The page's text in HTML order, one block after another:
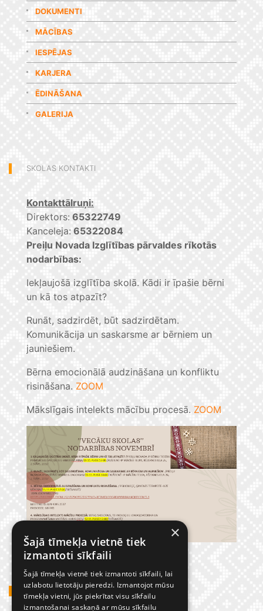
DOKUMENTI
MĀCĪBAS
IESPĒJAS
KARJERA
ĒDINĀŠANA
GALERIJA
SKOLAS KONTAKTI
Kontakttālruņi:
Direktors: 65322749
Kanceleja: 65322084
Preiļu Novada Izglītības pārvaldes rīkotās
nodarbības:
Iekļaujošā izglītība skolā. Kādi ir īpašie bērni
un kā tos atpazīt?
Runāt, sadzirdēt, būt sadzirdētam.
Komunikācija un saskarsme ar bērniem un
jauniešiem.
Bērna emocionālā audzināšana un konfliktu
risināšana. ZOOM
Mākslīgais intelekts mācību procesā. ZOOM
GADĪJUMBILDES
×
Šajā tīmekļa vietnē tiek
izmantoti sīkfaili
Šajā tīmekļa vietnē tiek izmantoti sīkfaili, lai
uzlabotu lietotāju pieredzi. Izmantojot mūsu
tīmekļa vietni, jūs piekrītat visu sīkfailu
izmantošanai saskaņā ar mūsu sīkfailu